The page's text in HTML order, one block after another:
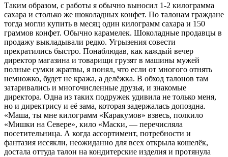
Таким образом, с работы я обычно выносил 1-2 килограмма
сахара и столько же шоколадных конфет. По талонам граждане
тогда могли купить в месяц один килограмм сахара и 150
граммов конфет. Обычно карамелек. Шоколадные продавцы в
продажу выкладывали редко. Угрызения совести
прекратились быстро. Понаблюдав, как каждый вечер
директор магазина и товарищи грузят в машины мужей
полные сумки жратвы, я понял, что если от многого отнять
немножко, будет не кража, а делёжка. В обход талонов там
затаривались и многочисленные друзья, и знакомые
директора. Одна из таких подружек удивила не только меня,
но и директрису и её зама, которая задержалась допоздна.
«Маша, ты мне килограмм «Каракумов» взвесь, полкило
«Мишки на Севере», кило «Маски, — перечисляла
посетительница. А когда ассортимент, потребности и
фантазия иссякли, неожиданно для всех открыла кошелёк,
достала оттуда талон на кондитерские изделия и протянула